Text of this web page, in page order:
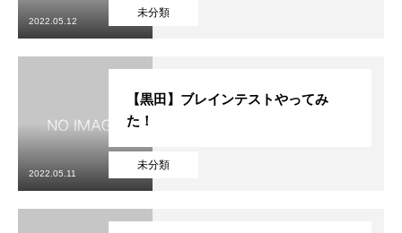
未分類
2022.05.12
未分類
【黒田】ブレインテストやってみ
た！
2022.05.11